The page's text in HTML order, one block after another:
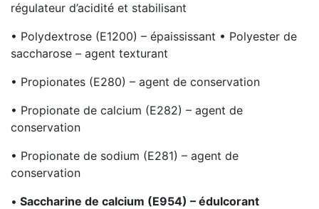
régulateur d’acidité et stabilisant
• Polydextrose (E1200) – épaississant • Polyester de
saccharose – agent texturant
• Propionates (E280) – agent de conservation
• Propionate de calcium (E282) – agent de
conservation
• Propionate de sodium (E281) – agent de
conservation
• Saccharine de calcium (E954) – édulcorant